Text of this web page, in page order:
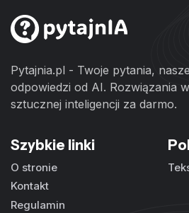
Pytajnia.pl - Twoje pytania,
odpowiedzi od AI. Rozwiązania
sztucznej inteligencji za darmo.
Szybkie linki
O stronie
Kontakt
Regulamin